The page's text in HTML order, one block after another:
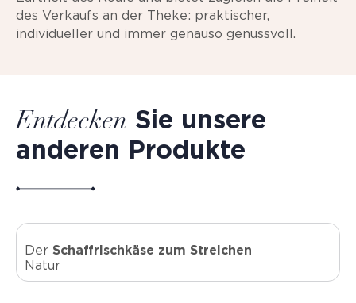
des Verkaufs an der Theke: praktischer,
individueller und immer genauso genussvoll.
Entdecken Sie unsere
anderen Produkte
Der Schaffrischkäse zum Streichen
Natur